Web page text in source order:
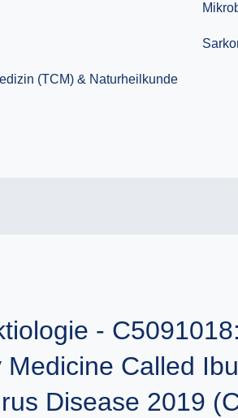
-
Called
Disease 2019